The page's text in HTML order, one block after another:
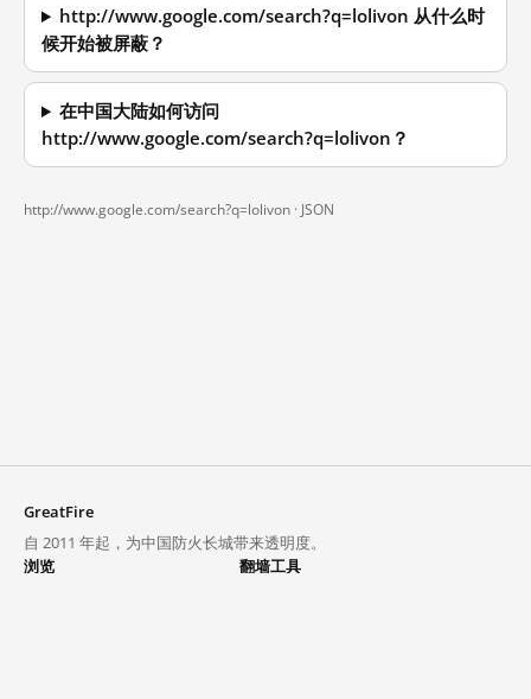
http://www.google.com/search?q=lolivon 从什么时
候开始被屏蔽？
在中国大陆如何访问
http://www.google.com/search?q=lolivon？
http://www.google.com/search?q=lolivon · JSON
GreatFire
自 2011 年起，为中国防火长城带来透明度。
浏览
翻墙工具